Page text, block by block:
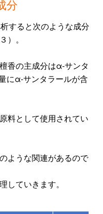
分
すると次のような成分
）。
香の主成分はα-サンタ
にα-サンタラールが含
料として使用されてい
ような関連があるので
していきます。